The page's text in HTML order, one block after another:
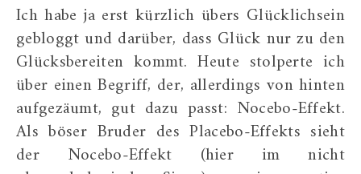
Ich habe ja erst kürzlich übers Glücklichsein
gebloggt und darüber, dass Glück nur zu den
Glücksbereiten kommt. Heute stolperte ich
über einen Begriff, der, allerdings von hinten
aufgezäumt, gut dazu passt: Nocebo-Effekt.
Als böser Bruder des Placebo-Effekts sieht
der Nocebo-Effekt (hier im nicht